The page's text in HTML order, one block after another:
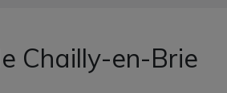
Chailly-en-Brie